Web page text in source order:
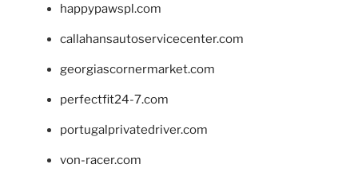
happypawspl.com
callahansautoservicecenter.com
georgiascornermarket.com
perfectfit24-7.com
portugalprivatedriver.com
von-racer.com